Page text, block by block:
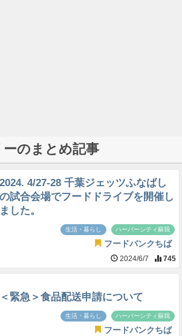
ーのまとめ記事
2024. 4/27-28 千葉ジェッツふなばし
の試合会場でフードドライブを開催し
ました。
生活・暮らし ハーバーシティ蘇我
フードバンクちば
2024/6/7 745
＜緊急＞食品配送申請について
生活・暮らし ハーバーシティ蘇我
フードバンクちば